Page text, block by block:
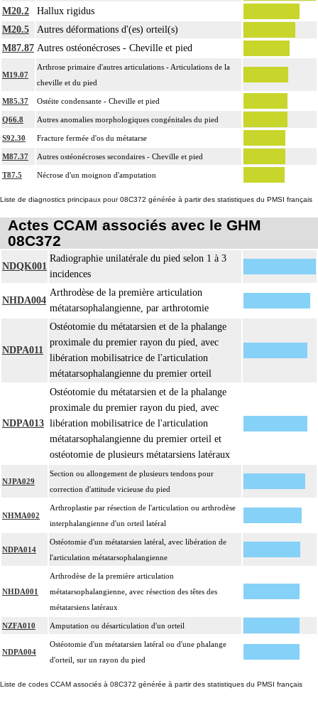
M20.2
Hallux rigidus
M20.5
Autres déformations d'(es) orteil(s)
M87.87 Autres ostéonécroses - Cheville et pied
M19.07
Arthrose primaire d'autres articulations - Articulations de la
cheville et du pied
M85.37 Ostéite condensante - Cheville et pied
Q66.8 Autres anomalies morphologiques congénitales du pied
S92.30 Fracture fermée d'os du métatarse
M87.37 Autres ostéonécroses secondaires - Cheville et pied
T87.5 Nécrose d'un moignon d'amputation
Liste de diagnostics principaux pour 08C372 générée à partir des statistiques du PMSI français
Actes CCAM associés avec le GHM
08C372
NDQK001
Radiographie unilatérale du pied selon 1 à 3
incidences
NHDA004
Arthrodèse de la première articulation
métatarsophalangienne, par arthrotomie
NDPA011
Ostéotomie du métatarsien et de la phalange
proximale du premier rayon du pied, avec
libération mobilisatrice de l'articulation
métatarsophalangienne du premier orteil
NDPA013
Ostéotomie du métatarsien et de la phalange
proximale du premier rayon du pied, avec
libération mobilisatrice de l'articulation
métatarsophalangienne du premier orteil et
ostéotomie de plusieurs métatarsiens latéraux
NJPA029
Section ou allongement de plusieurs tendons pour
correction d'attitude vicieuse du pied
NHMA002
Arthroplastie par résection de l'articulation ou arthrodèse
interphalangienne d'un orteil latéral
NDPA014
Ostéotomie d'un métatarsien latéral, avec libération de
l'articulation métatarsophalangienne
NHDA001
Arthrodèse de la première articulation
métatarsophalangienne, avec résection des têtes des
métatarsiens latéraux
NZFA010 Amputation ou désarticulation d'un orteil
NDPA004
Ostéotomie d'un métatarsien latéral ou d'une phalange
d'orteil, sur un rayon du pied
Liste de codes CCAM associés à 08C372 générée à partir des statistiques du PMSI français